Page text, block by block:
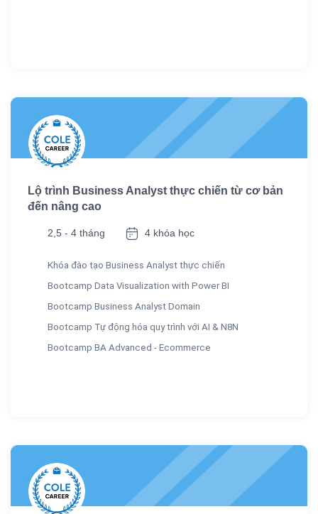
Lộ trình Business Analyst thực chiến từ cơ bản
đến nâng cao
2,5 - 4 tháng 4 khóa học
Khóa đào tạo Business Analyst thực chiến
Bootcamp Data Visualization with Power BI
Bootcamp Business Analyst Domain
Bootcamp Tự động hóa quy trình với AI & N8N
Bootcamp BA Advanced - Ecommerce